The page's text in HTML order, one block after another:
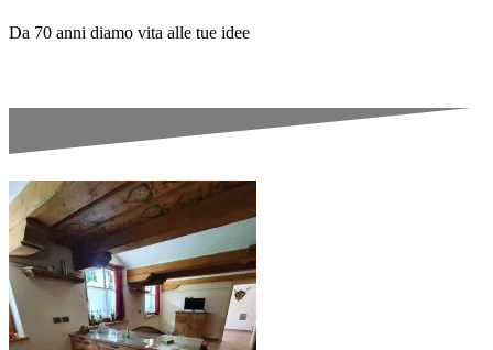
Da 70 anni diamo vita alle tue idee